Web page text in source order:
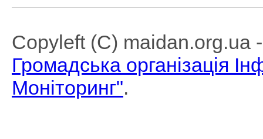
Copyleft (C) maidan.org.ua
Громадська організація
Моніторинг".